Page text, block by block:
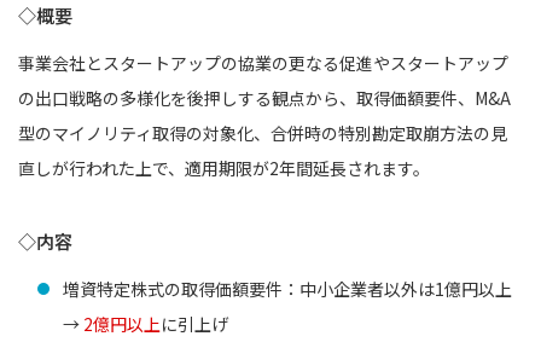
◇概要
事業会社とスタートアップの協業の更なる促進やスタートアップ
の出口戦略の多様化を後押しする観点から、取得価額要件、M&A
型のマイノリティ取得の対象化、合併時の特別勘定取崩方法の見
直しが行われた上で、適用期限が2年間延長されます。
◇内容
増資特定株式の取得価額要件：中小企業者以外は1億円以上
→ 2億円以上に引上げ